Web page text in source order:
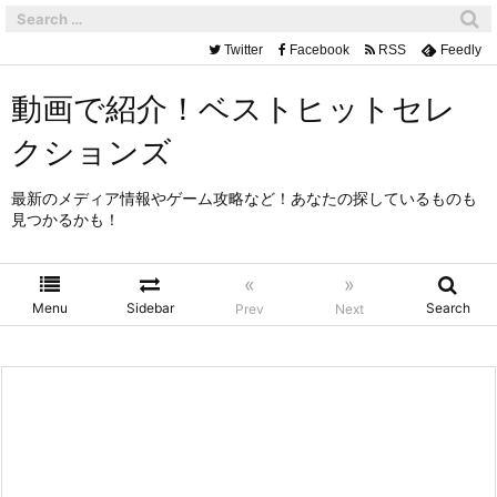
動画で紹介！ベストヒットセレ
クションズ
最新のメディア情報やゲーム攻略など！あなたの探しているものも
見つかるかも！
Menu Sidebar
«
Prev
»
Next Search
Twitter Facebook RSS Feedly